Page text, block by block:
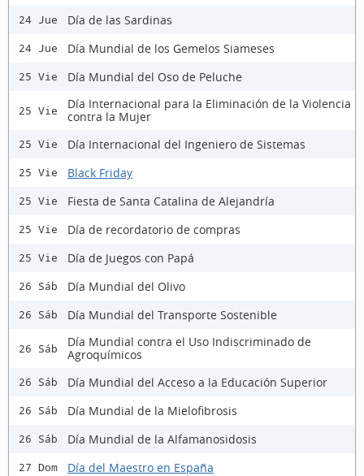
24 Jue Día de las Sardinas
24 Jue Día Mundial de los Gemelos Siameses
25 Vie Día Mundial del Oso de Peluche
25 Vie
Día Internacional para la Eliminación de la Violencia
contra la Mujer
25 Vie Día Internacional del Ingeniero de Sistemas
25 Vie Black Friday
25 Vie Fiesta de Santa Catalina de Alejandría
25 Vie Día de recordatorio de compras
25 Vie Día de Juegos con Papá
26 Sáb Día Mundial del Olivo
26 Sáb Día Mundial del Transporte Sostenible
26 Sáb
Día Mundial contra el Uso Indiscriminado de
Agroquímicos
26 Sáb Día Mundial del Acceso a la Educación Superior
26 Sáb Día Mundial de la Mielofibrosis
26 Sáb Día Mundial de la Alfamanosidosis
27 Dom Día del Maestro en España